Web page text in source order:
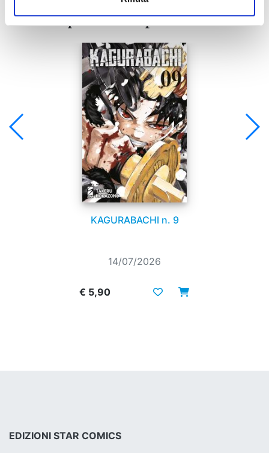
Se ti è piaciuto prova anche:
KAGURABACHI n. 9
14/07/2026
€ 5,90
EDIZIONI STAR COMICS